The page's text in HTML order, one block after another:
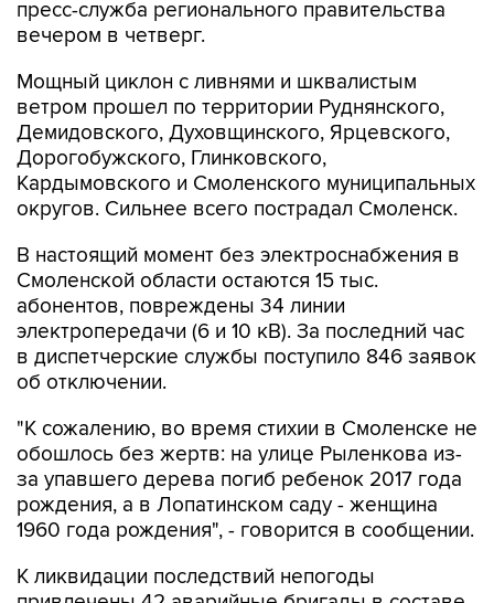
пресс-служба регионального правительства
вечером в четверг.
Мощный циклон с ливнями и шквалистым
ветром прошел по территории Руднянского,
Демидовского, Духовщинского, Ярцевского,
Дорогобужского, Глинковского,
Кардымовского и Смоленского муниципальных
округов. Сильнее всего пострадал Смоленск.
В настоящий момент без электроснабжения в
Смоленской области остаются 15 тыс.
абонентов, повреждены 34 линии
электропередачи (6 и 10 кВ). За последний час
в диспетчерские службы поступило 846 заявок
об отключении.
"К сожалению, во время стихии в Смоленске не
обошлось без жертв: на улице Рыленкова из-
за упавшего дерева погиб ребенок 2017 года
рождения, а в Лопатинском саду - женщина
1960 года рождения", - говорится в сообщении.
К ликвидации последствий непогоды